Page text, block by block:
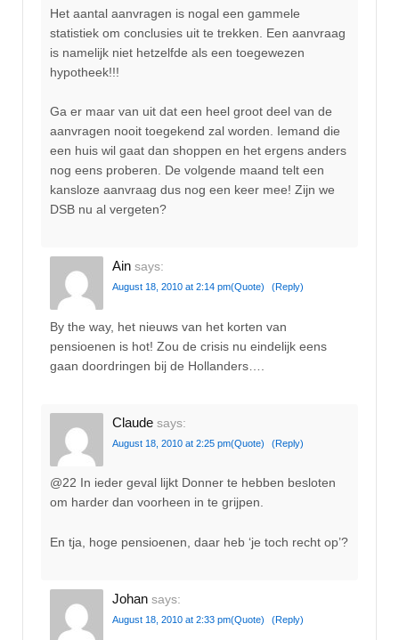
Het aantal aanvragen is nogal een gammele
statistiek om conclusies uit te trekken. Een aanvraag
is namelijk niet hetzelfde als een toegewezen
hypotheek!!!
Ga er maar van uit dat een heel groot deel van de
aanvragen nooit toegekend zal worden. Iemand die
een huis wil gaat dan shoppen en het ergens anders
nog eens proberen. De volgende maand telt een
kansloze aanvraag dus nog een keer mee! Zijn we
DSB nu al vergeten?
Ain says:
August 18, 2010 at 2:14 pm(Quote) (Reply)
By the way, het nieuws van het korten van
pensioenen is hot! Zou de crisis nu eindelijk eens
gaan doordringen bij de Hollanders….
Claude says:
August 18, 2010 at 2:25 pm(Quote) (Reply)
@22 In ieder geval lijkt Donner te hebben besloten
om harder dan voorheen in te grijpen.
En tja, hoge pensioenen, daar heb ‘je toch recht op’?
Johan says:
August 18, 2010 at 2:33 pm(Quote) (Reply)